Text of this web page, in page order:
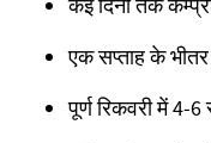
कई दिनों तक
एक सप्ताह के भीतर
पूर्ण रिकवरी में 4-